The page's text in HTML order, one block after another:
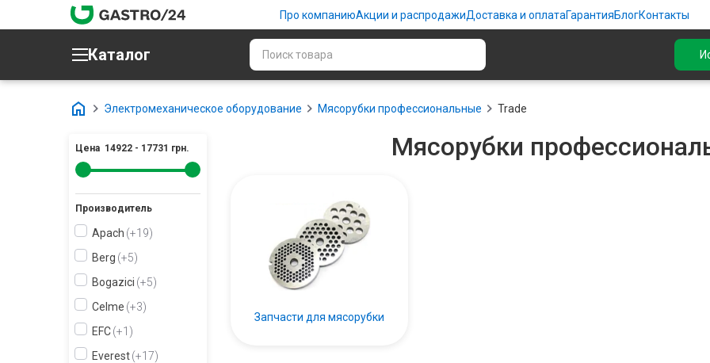
Про компаниюАкции и распродажиДоставка и оплатаГарантияБлогКонтакты
Каталог
Электромеханическое оборудование Мясорубки профессиональные Trade
Цена 14922 - 17731 грн.
Производитель
Apach +19
Berg +5
Bogazici +5
Celme +3
EFC +1
Everest +17
Мясорубки
Запчасти для мясорубки